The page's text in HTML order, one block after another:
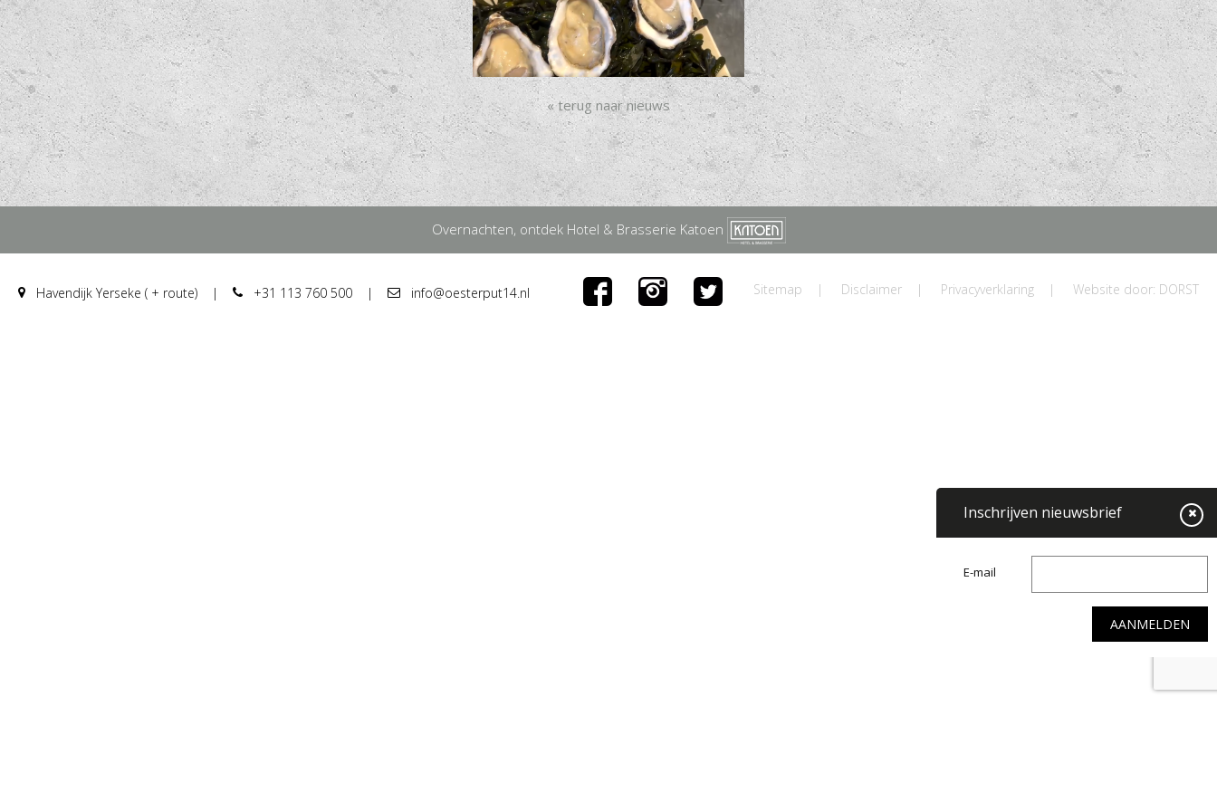
« terug naar nieuws
Overnachten, ontdek Hotel & Brasserie Katoen
Inschrijven nieuwsbrief
E-mail
Havendijk Yerseke ( + route) | +31 113 760 500 | info@oesterput14.nl Sitemap | Disclaimer | Privacyverklaring | Website door: DORST